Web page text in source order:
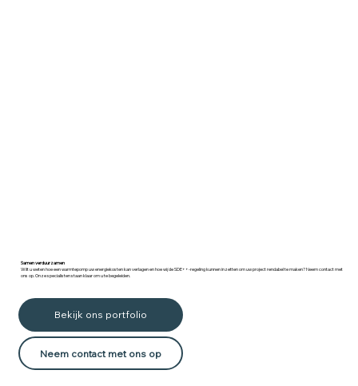
Samen verduurzamen
Wilt u weten hoe een warmtepomp uw energiekosten kan verlagen en hoe wij de SDE++-regeling kunnen inzetten om uw project rendabel te maken? Neem contact met
ons op. Onze specialisten staan klaar om u te begeleiden.
Bekijk ons portfolio
Neem contact met ons op